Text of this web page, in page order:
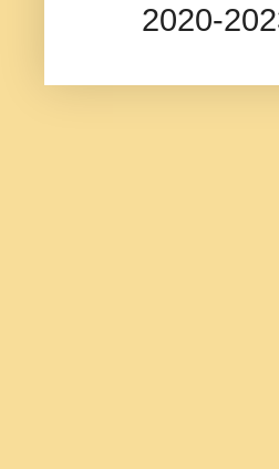
2020-